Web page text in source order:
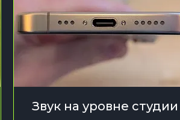
Звук на уровне студии